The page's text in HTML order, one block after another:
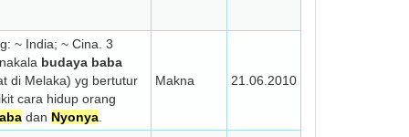
~ India; ~ Cina. 3
budaya baba
di Melaka) yg bertutur
cara hidup orang
dan Nyonya
Makna 21.06.2010